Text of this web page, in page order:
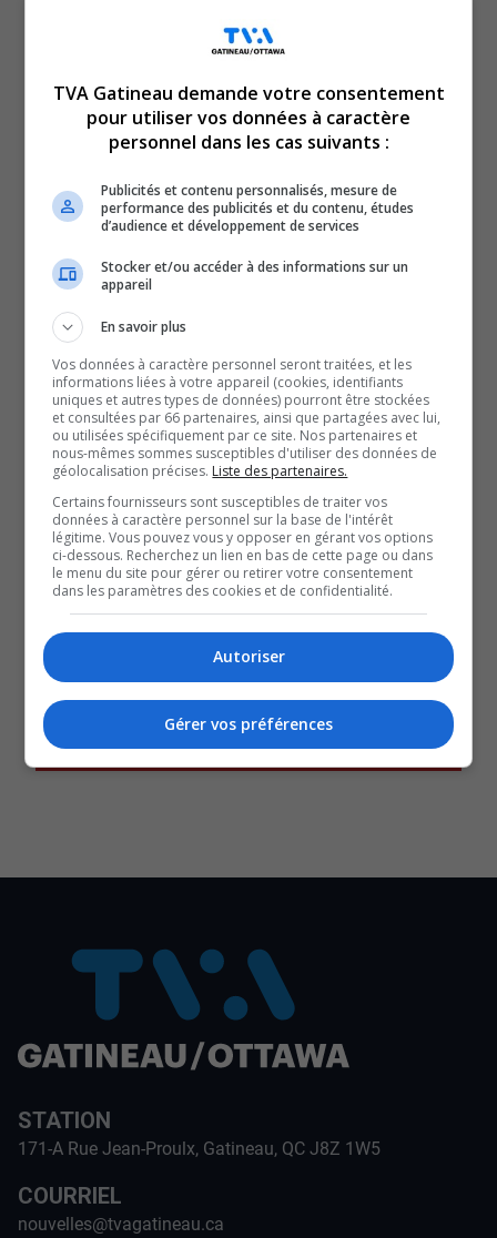
M. Feeny estime que Gatineau a parmi les meilleurs cols
leur savoir-faire.
Le candidat à la mairie veut notamment créer une équipe
printemps 2026. Il s’engage à donner de meilleurs
salaires et conditions de travail aux équipes de pavage
que dans les autres villes.
Daniel Feeny souhaite aussi la publication de l’horaire
des divers travaux en temps réel sur le site de la Ville.
Il veut aussi créer une équipe interne experte en qualité
de l’eau pour régler une fois pour toutes la
problématique de l’eau jaune.
Quand je parlais de mettre en place une équipe
spécialisée en gestion de l’eau, c’est qu’en ce moment on
y va par appel d’offres, alors que dans d’autres villes on
s’en occupe nous-mêmes. On développe une expertise et
puis on est capable de réparer plus vite, entre autres, et
de manière plus efficace et à moindre coût.
M. Feeny ajoute que cette équipe pourrait être formée
par une autre ville qui détient déjà cette expertise.
SOUTENIR NOS MÉDIAS, C’EST PROTÉGER NOTRE
CULTURE ET NOTRE ÉCONOMIE
STATION
171-A Rue Jean-Proulx, Gatineau, QC J8Z 1W5
COURRIEL
nouvelles@tvagatineau.ca
TVA Gatineau demande votre consentement
pour utiliser vos données à caractère
personnel dans les cas suivants :
Publicités et contenu personnalisés, mesure de
performance des publicités et du contenu, études
d’audience et développement de services
Stocker et/ou accéder à des informations sur un
appareil
En savoir plus
Vos données à caractère personnel seront traitées, et les
informations liées à votre appareil (cookies, identifiants
uniques et autres types de données) pourront être stockées
et consultées par 66 partenaires, ainsi que partagées avec lui,
ou utilisées spécifiquement par ce site. Nos partenaires et
nous-mêmes sommes susceptibles d'utiliser des données de
géolocalisation précises. Liste des partenaires.
Certains fournisseurs sont susceptibles de traiter vos
données à caractère personnel sur la base de l'intérêt
légitime. Vous pouvez vous y opposer en gérant vos options
ci-dessous. Recherchez un lien en bas de cette page ou dans
le menu du site pour gérer ou retirer votre consentement
dans les paramètres des cookies et de confidentialité.
Autoriser
Gérer vos préférences